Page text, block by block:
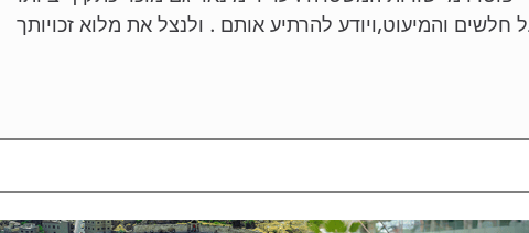
והמיעוט,ויודע להרתיע אותם . ולנצל את מלוא זכויותך